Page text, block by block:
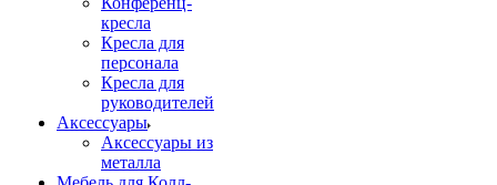
кресла
Кресла для
персонала
Кресла для
руководителей
Аксессуары
Аксессуары из
металла